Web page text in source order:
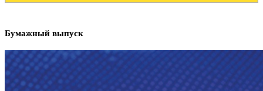
Бумажный выпуск